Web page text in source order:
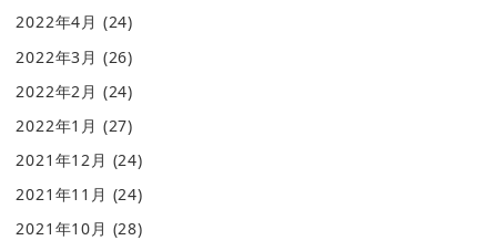
2022年4月 (24)
2022年3月 (26)
2022年2月 (24)
2022年1月 (27)
2021年12月 (24)
2021年11月 (24)
2021年10月 (28)